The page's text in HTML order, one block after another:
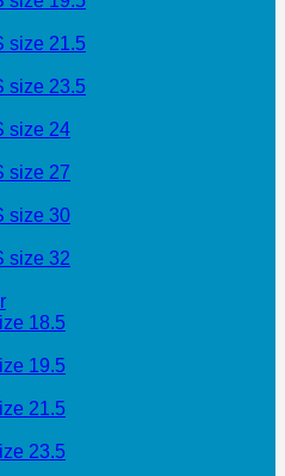
size 21.5
size 23.5
size 24
size 27
size 30
size 32
18.5
19.5
21.5
23.5